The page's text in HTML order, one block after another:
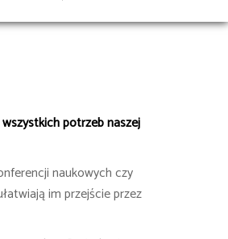
potrzeb naszej
naukowych czy
im przejście przez